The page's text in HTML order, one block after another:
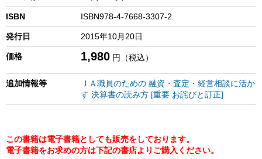
ISBN ISBN978-4-7668-3307-2
発行日 2015年10月20日
価格 1,980 円（税込）
追加情報等
ＪＡ職員のための 融資・査定・経営相談に活か
す 決算書の読み方 [重要 お詫びと訂正]
この書籍は電子書籍としても販売をしております。
電子書籍をお求めの方は下記の書店よりご購入ください。